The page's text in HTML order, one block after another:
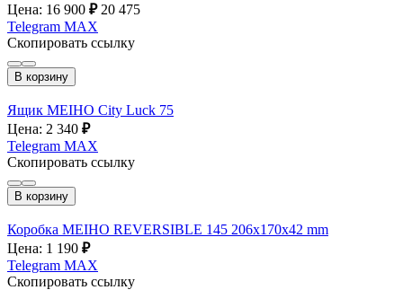
Цена: 16 900 ₽ 20 475
Telegram MAX
Скопировать ссылку
В корзину
Ящик MEIHO City Luck 75
Цена: 2 340 ₽
Telegram MAX
Скопировать ссылку
В корзину
Коробка MEIHO REVERSIBLE 145 206х170х42 mm
Цена: 1 190 ₽
Telegram MAX
Скопировать ссылку